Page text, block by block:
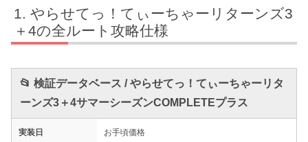
やらせてっ！てぃーちゃーリターンズ3
＋4の全ルート攻略仕様
📂 検証データベース / やらせてっ！てぃーちゃーリタ
ーンズ3＋4サマーシーズンCOMPLETEプラス
実装日 お手頃価格